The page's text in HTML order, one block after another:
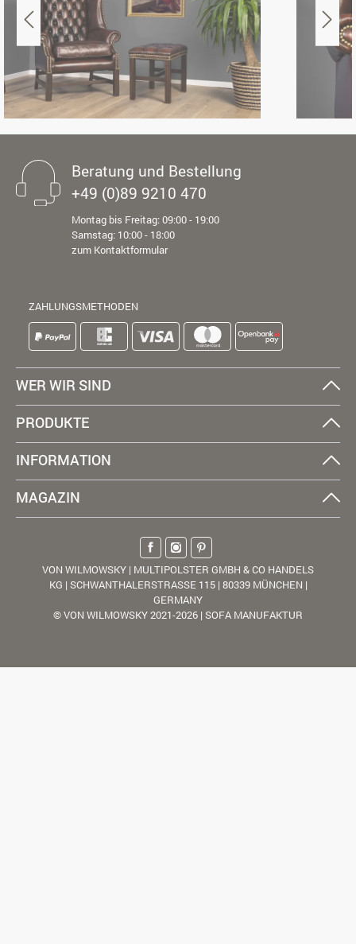
Beratung und Bestellung
+49 (0)89 9210 470
Montag bis Freitag: 09:00 - 19:00
Samstag: 10:00 - 18:00
zum Kontaktformular
ZAHLUNGSMETHODEN
WER WIR SIND
PRODUKTE
INFORMATION
MAGAZIN
VON WILMOWSKY | MULTIPOLSTER GMBH & CO HANDELS
KG | SCHWANTHALERSTRASSE 115 | 80339 MÜNCHEN |
GERMANY
© VON WILMOWSKY 2021-2026 | SOFA MANUFAKTUR